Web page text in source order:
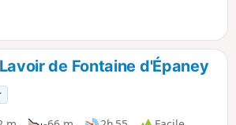
de Fontaine d'Épaney